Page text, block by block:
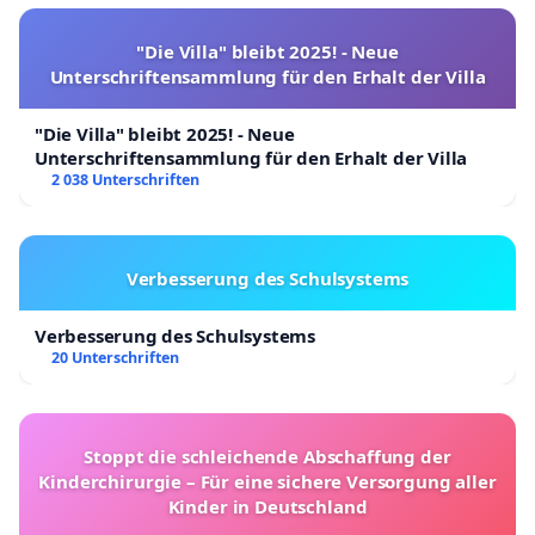
Ich habe seit 2016 Alles in dieses Projekt investiert
und den Umsatz jedes Jahr erhöht, keine Auflagen
vom Amt - kein Corona – keine privaten
aufhalten. Dazu der gute Support meiner treuen
Kunden und die Unterstützung einiger super
Mitmenschen hier im Umfeld.
Das Alles soll nun in Frage gestellt werden
"Die Villa" bleibt 2025! - Neue
Unterschriftensammlung für den Erhalt der Villa
"Die Villa" bleibt 2025! - Neue
Unterschriftensammlung für den Erhalt der Villa
2 038 Unterschriften
Verbesserung des Schulsystems
Verbesserung des Schulsystems
20 Unterschriften
Stoppt die schleichende Abschaffung der
Kinderchirurgie – Für eine sichere Versorgung aller
Kinder in Deutschland